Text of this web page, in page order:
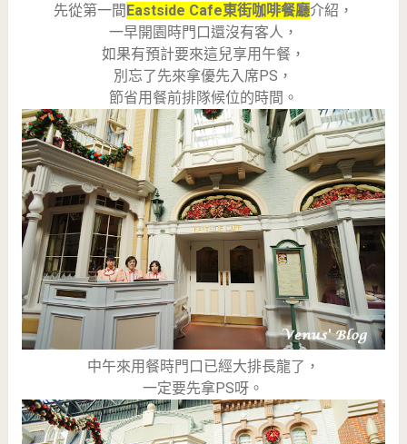
先從第一間Eastside Cafe東街咖啡餐廳介紹，
一早開園時門口還沒有客人，
如果有預計要來這兒享用午餐，
別忘了先來拿優先入席PS，
節省用餐前排隊候位的時間。
中午來用餐時門口已經大排長龍了，
一定要先拿PS呀。